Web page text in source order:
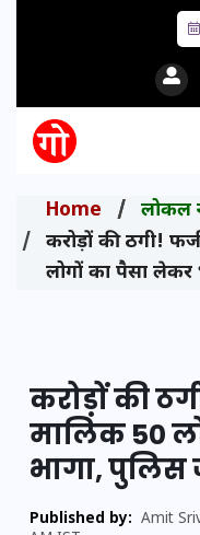
Home
लोकल
करोड़ों की ठगी!
लोगों का पैसा लेकर
करोड़ों की
मालिक 50
भागा, पुलिस
Published by: Amit